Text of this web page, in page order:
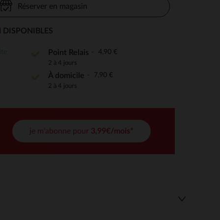
de confidentialité, en garantissant la conformité avec
Réserver en magasin
Point Relais 4,90 €
2 à 4 jours
À domicile 7,90 €
2 à 4 jours
je m'abonne pour 3,99€/mois*